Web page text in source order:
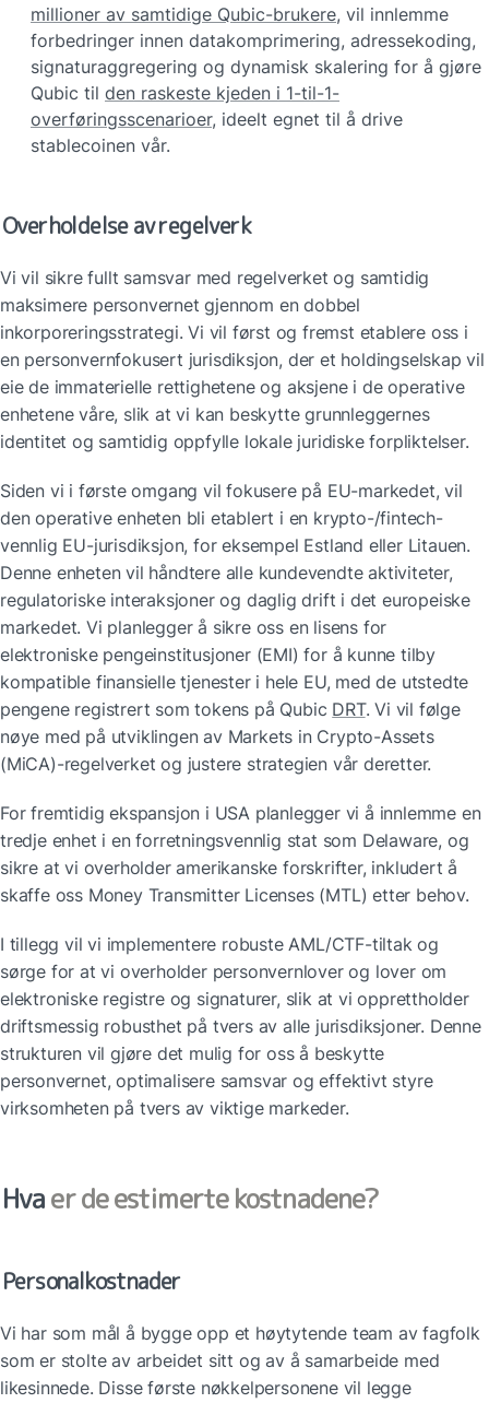
millioner av samtidige Qubic-brukere, vil innlemme
forbedringer innen datakomprimering, adressekoding,
signaturaggregering og dynamisk skalering for å gjøre
Qubic til den raskeste kjeden i 1-til-1-
overføringsscenarioer, ideelt egnet til å drive
stablecoinen vår.
Overholdelse av regelverk
Vi vil sikre fullt samsvar med regelverket og samtidig
maksimere personvernet gjennom en dobbel
inkorporeringsstrategi. Vi vil først og fremst etablere oss i
en personvernfokusert jurisdiksjon, der et holdingselskap vil
eie de immaterielle rettighetene og aksjene i de operative
enhetene våre, slik at vi kan beskytte grunnleggernes
identitet og samtidig oppfylle lokale juridiske forpliktelser.
Siden vi i første omgang vil fokusere på EU-markedet, vil
den operative enheten bli etablert i en krypto-/fintech-
vennlig EU-jurisdiksjon, for eksempel Estland eller Litauen.
Denne enheten vil håndtere alle kundevendte aktiviteter,
regulatoriske interaksjoner og daglig drift i det europeiske
markedet. Vi planlegger å sikre oss en lisens for
elektroniske pengeinstitusjoner (EMI) for å kunne tilby
kompatible finansielle tjenester i hele EU, med de utstedte
pengene registrert som tokens på Qubic DRT. Vi vil følge
nøye med på utviklingen av Markets in Crypto-Assets
(MiCA)-regelverket og justere strategien vår deretter.
For fremtidig ekspansjon i USA planlegger vi å innlemme en
tredje enhet i en forretningsvennlig stat som Delaware, og
sikre at vi overholder amerikanske forskrifter, inkludert å
skaffe oss Money Transmitter Licenses (MTL) etter behov.
I tillegg vil vi implementere robuste AML/CTF-tiltak og
sørge for at vi overholder personvernlover og lover om
elektroniske registre og signaturer, slik at vi opprettholder
driftsmessig robusthet på tvers av alle jurisdiksjoner. Denne
strukturen vil gjøre det mulig for oss å beskytte
personvernet, optimalisere samsvar og effektivt styre
virksomheten på tvers av viktige markeder.
Hva er de estimerte kostnadene?
Personalkostnader
Vi har som mål å bygge opp et høytytende team av fagfolk
som er stolte av arbeidet sitt og av å samarbeide med
likesinnede. Disse første nøkkelpersonene vil legge